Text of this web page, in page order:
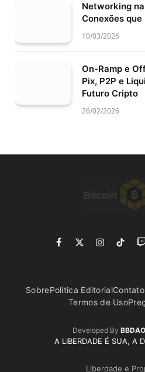
Networking
Conexões
10/03/2026
On-Ramp e
Pix, P2P e
Futuro Cripto
26/02/2026
Facebook
X
Instagram
TikTok
SobrePolítica EditorialContato
Termos de Uso
Developed By
A LIBERDADE É SUA, A
Liberdade e